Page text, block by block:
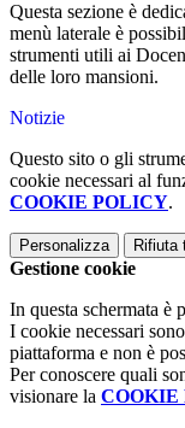
Questa sezione è
menù laterale è
strumenti utili ai
delle loro mansioni.
Notizie
Questo sito o gli
cookie necessari al
COOKIE POLICY.
Personalizza Rifiuta
Gestione cookie
In questa schermata è
I cookie necessari
piattaforma e non è
Per conoscere quali
visionare la COOKIE